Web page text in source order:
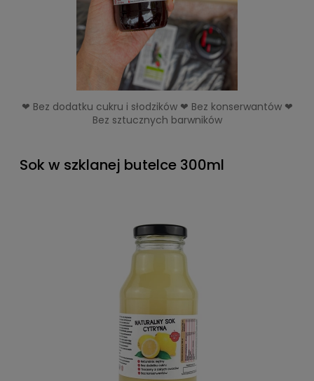
❤ Bez dodatku cukru i słodzików ❤ Bez konserwantów ❤
Bez sztucznych barwników
Sok w szklanej butelce 300ml